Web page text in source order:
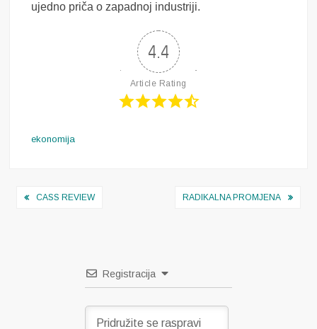
ujedno priča o zapadnoj industriji.
4.4
Article Rating
ekonomija
Navigacija
CASS REVIEW RADIKALNA PROMJENA
Registracija